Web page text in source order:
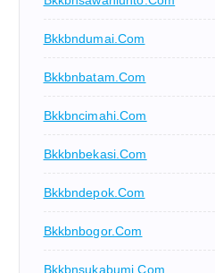
Bkkbndumai.com
Bkkbnbatam.com
Bkkbncimahi.com
Bkkbnbekasi.com
Bkkbndepok.com
Bkkbnbogor.com
Bkkbnsukabumi.com